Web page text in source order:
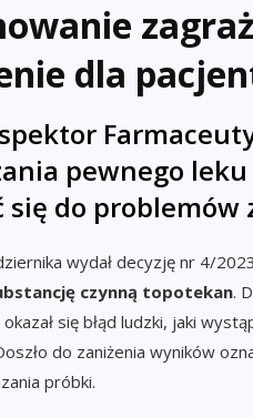
dla
pewnego
się do
wydał decyzję nr 4/
czynną topotekan.
się błąd ludzki, jaki
do zaniżenia wyników
próbki.